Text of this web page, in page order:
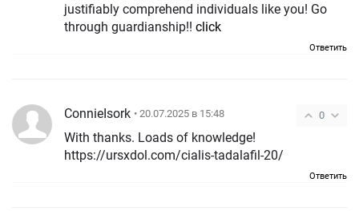
justifiably comprehend individuals like you! Go
through guardianship!! click
Ответить
0
ConnieIsork • 20.07.2025 в 15:48
With thanks. Loads of knowledge!
https://ursxdol.com/cialis-tadalafil-20/
Ответить